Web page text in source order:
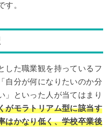
す。
した職業観を持っているフ
自分が何になりたいのか分
」といった人が当てはまり
がモラトリアム型に該当す
はかなり低く、学校卒業後